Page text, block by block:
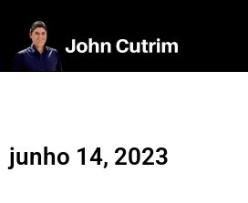
junho 14, 2023